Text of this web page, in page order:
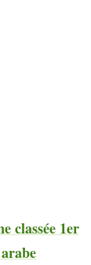
classée 1er